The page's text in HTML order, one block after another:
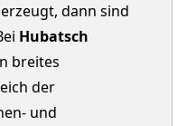
dann sind
Hubatsch
breites
der
und